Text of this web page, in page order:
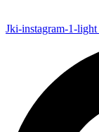
Jki-instagram-1-light